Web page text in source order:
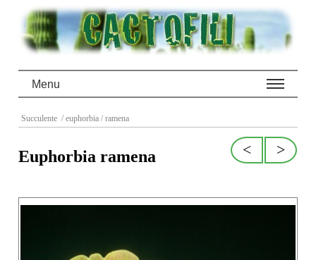
Menu
Succulente / euphorbia / ramena
>
<
Euphorbia ramena